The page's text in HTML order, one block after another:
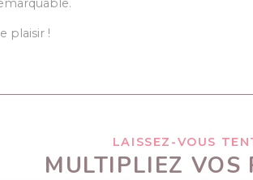
plaisir !
LAISSEZ-VOUS
MULTIPLIEZ VOS